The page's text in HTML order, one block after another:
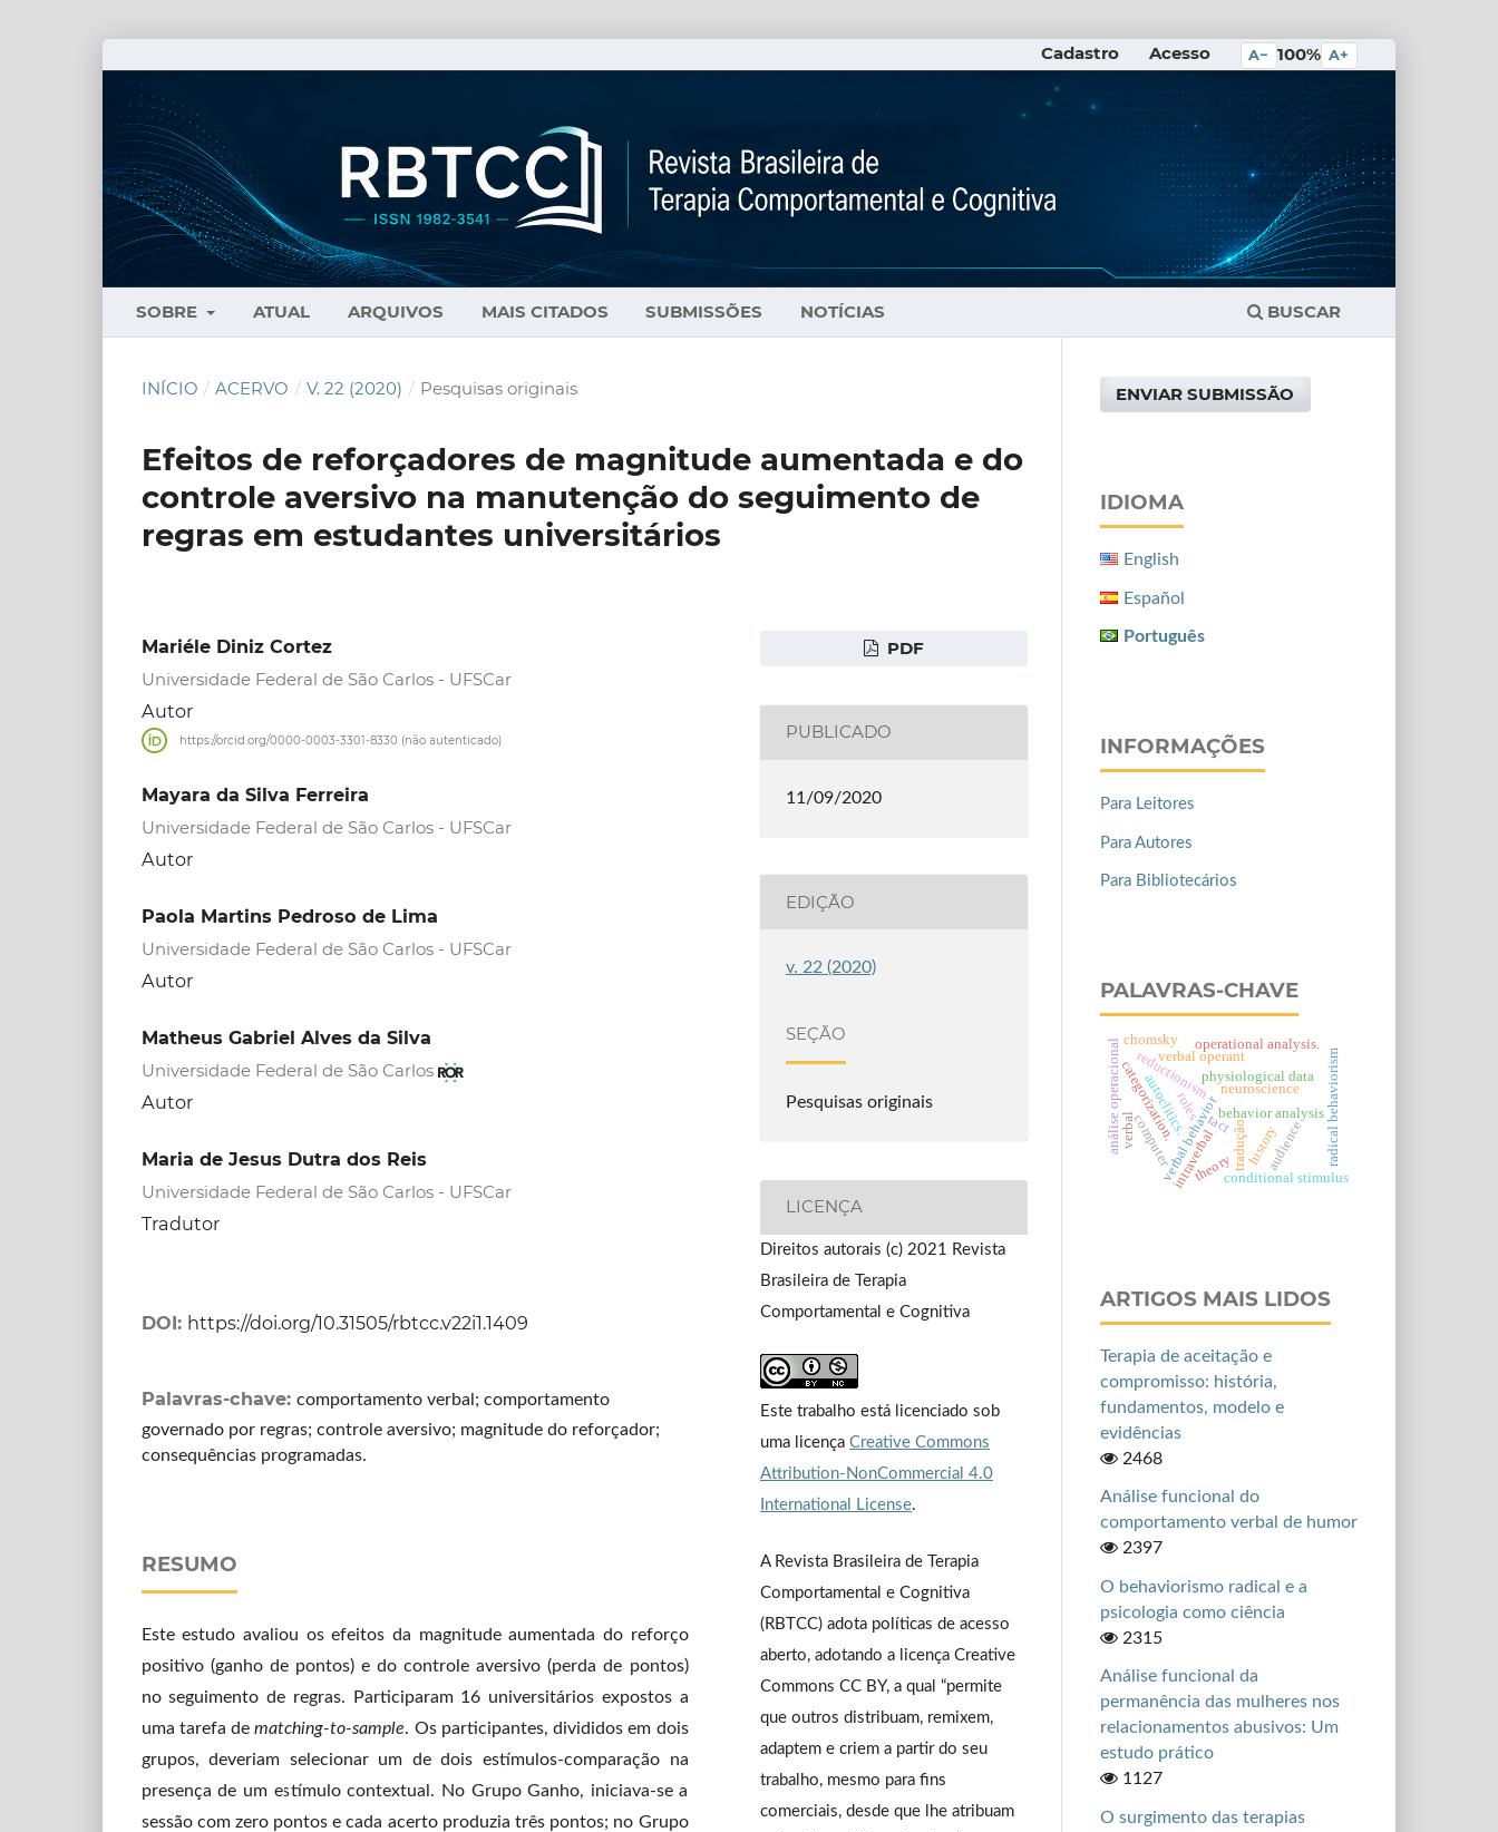
SOBRE ATUAL ARQUIVOS MAIS CITADOS SUBMISSÕES NOTÍCIAS BUSCAR
Cadastro Acesso A− 100% A+
INÍCIO / ACERVO / V. 22 (2020) / Pesquisas originais
Efeitos de reforçadores de magnitude aumentada e do
controle aversivo na manutenção do seguimento de
regras em estudantes universitários
Mariéle Diniz Cortez
Universidade Federal de São Carlos - UFSCar
Autor
https://orcid.org/0000-0003-3301-8330 (não autenticado)
Mayara da Silva Ferreira
Universidade Federal de São Carlos - UFSCar
Autor
Paola Martins Pedroso de Lima
Universidade Federal de São Carlos - UFSCar
Autor
Matheus Gabriel Alves da Silva
Universidade Federal de São Carlos
Autor
Maria de Jesus Dutra dos Reis
Universidade Federal de São Carlos - UFSCar
Tradutor
DOI: https://doi.org/10.31505/rbtcc.v22i1.1409
Palavras-chave: comportamento verbal; comportamento
governado por regras; controle aversivo; magnitude do reforçador;
consequências programadas.
RESUMO
Este estudo avaliou os efeitos da magnitude aumentada do reforço
positivo (ganho de pontos) e do controle aversivo (perda de pontos)
no seguimento de regras. Participaram 16 universitários expostos a
uma tarefa dematching-to-sample. Os participantes, divididos em dois
grupos, deveriam selecionar um de dois estímulos-comparação na
presença de um estímulo contextual. No Grupo Ganho, iniciava-se a
sessão com zero pontos e cada acerto produzia três pontos; no Grupo
PDF
PUBLICADO
11/09/2020
EDIÇÃO
v. 22 (2020)
SEÇÃO
Pesquisas originais
LICENÇA
Direitos autorais (c) 2021 Revista
Brasileira de Terapia
Comportamental e Cognitiva
Este trabalho está licenciado sob
uma licença Creative Commons
Attribution-NonCommercial 4.0
International License.
A Revista Brasileira de Terapia
Comportamental e Cognitiva
(RBTCC) adota políticas de acesso
aberto, adotando a licença Creative
Commons CC BY, a qual “permite
que outros distribuam, remixem,
adaptem e criem a partir do seu
trabalho, mesmo para fins
comerciais, desde que lhe atribuam
ENVIAR SUBMISSÃO
IDIOMA
English
Español
Português
INFORMAÇÕES
Para Leitores
Para Autores
Para Bibliotecários
PALAVRAS-CHAVE
behavior analysis
neuroscience
physiological data
reductionism
audience
verbal behavior
verbal operant
conditional stimulus
rules
tact
autoclitics.
computer
verbal intraverbal
categorization.
tradução
análise operacional radical behaviorism
operational analysis.
history
theory
chomsky
ARTIGOS MAIS LIDOS
Terapia de aceitação e
compromisso: história,
fundamentos, modelo e
evidências
2468
Análise funcional do
comportamento verbal de humor
2397
O behaviorismo radical e a
psicologia como ciência
2315
Análise funcional da
permanência das mulheres nos
relacionamentos abusivos: Um
estudo prático
1127
O surgimento das terapias